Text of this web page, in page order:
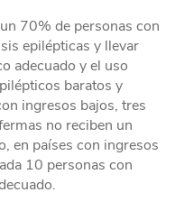
70% de personas con
epilépticas y llevar
adecuado y el uso
baratos y
ingresos bajos, tres
no reciben un
en países con ingresos
10 personas con